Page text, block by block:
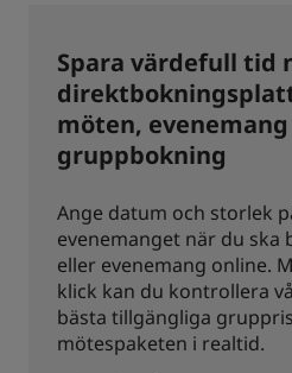
Spara värdefull tid
möten, evenemang
gruppbokning
Ange datum och storlek
evenemanget när du ska
eller evenemang online.
klick kan du kontrollera
bästa tillgängliga
mötespaketen i realtid.